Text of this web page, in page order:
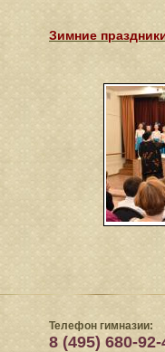
Зимние
Телефон гимназии:
8 (495) 680-92-